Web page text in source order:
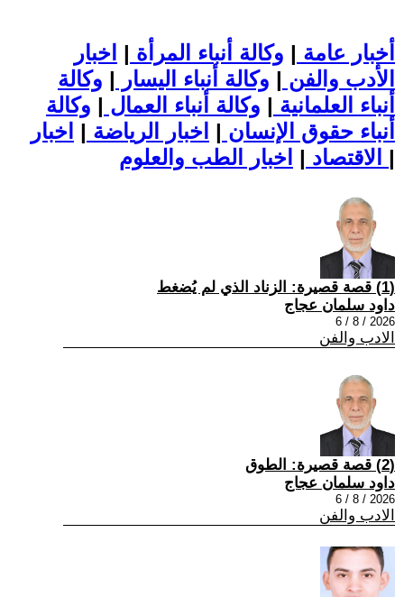
أخبار عامة | وكالة أنباء المرأة | اخبار
الأدب والفن | وكالة أنباء اليسار | وكالة
أنباء العلمانية | وكالة أنباء العمال | وكالة
أنباء حقوق الإنسان | اخبار الرياضة | اخبار
الاقتصاد | |
(1) قصة قصيرة: الزناد الذي لم يُضغط
داود سلمان عجاج
2026 / 8 / 6
الادب والفن
(2) قصة قصيرة: الطوق
داود سلمان عجاج
2026 / 8 / 6
الادب والفن